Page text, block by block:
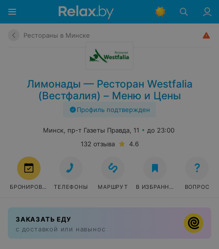
Рестораны в Минске
Лимонады — Ресторан Westfalia
(Вестфалия) – Меню и Цены
Профиль подтвержден
Минск, пр-т Газеты Правда, 11
до 23:00
132 отзыва
4.6
БРОНИРОВАТЬ ТЕЛЕФОНЫ МАРШРУТ В ИЗБРАННОЕ ВОПРОС
ЗАКАЗАТЬ ЕДУ
с доставкой или навынос